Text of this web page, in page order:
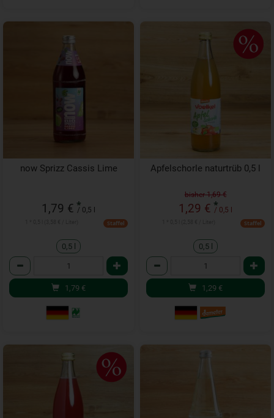
now Sprizz Cassis Lime
1,79 € *
/ 0,5 l
Staffel
0,5 l
Anzahl
1,79 €
Apfelschorle naturtrüb 0,5 l
bisher 1,69 €
1,29 € *
/ 0,5 l
Staffel
0,5 l
Anzahl
1,29 €